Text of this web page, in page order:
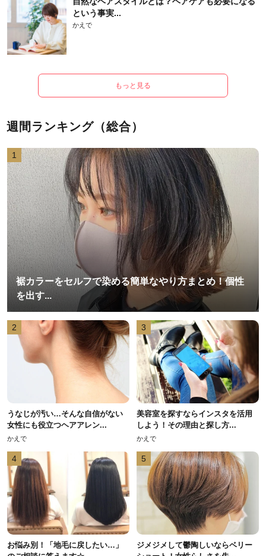
という事実...
かえで
もっと見る
週間ランキング（総合）
1
裾カラーをセルフで染める簡単なやり方まとめ！個性
を出す...
2
うなじが汚い…そんな自信がない
女性にも役立つヘアアレン...
かえで
3
美容室を探すならインスタを活用
しよう！その理由と探し方...
かえで
4
お悩み別！「地毛に戻したい…」
5
ジメジメして鬱陶しいならベリー